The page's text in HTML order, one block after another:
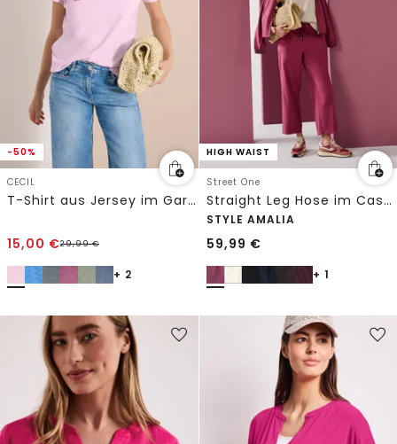
-50%
CECIL
T-Shirt aus Jersey im Garment Dye Look
15,00 €29,99€
+ 2
HIGH WAIST
Street One
Straight Leg Hose im Casual Fit mit Turn-Up
STYLE AMALIA
59,99 €
+ 1